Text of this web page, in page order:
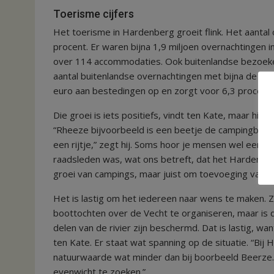
Toerisme cijfers
Het toerisme in Hardenberg groeit flink. Het
procent. Er waren bijna 1,9 miljoen
over 114 accommodaties. Ook buitenlandse
aantal buitenlandse overnachtingen met bijna de
euro aan bestedingen op en zorgt voor 6,3 procent
Die groei is iets positiefs, vindt ten Kate, maar hij
“Rheeze bijvoorbeeld is een beetje de
een rijtje,” zegt hij. Soms hoor je mensen wel eens
raadsleden was, wat ons betreft, dat het
groei van campings, maar juist om toevoeging van
Het is lastig om het iedereen naar wens te maken.
boottochten over de Vecht te organiseren, maar is
delen van de rivier zijn beschermd. Dat is lastig,
ten Kate. Er staat wat spanning op de situatie. “Bij
natuurwaarde wat minder dan bij boorbeeld